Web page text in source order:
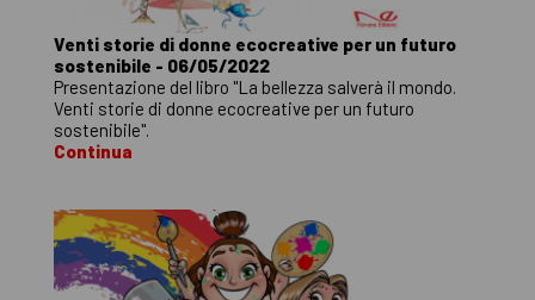
Venti storie di donne ecocreative per un futuro
sostenibile - 06/05/2022
Presentazione del libro "La bellezza salverà il mondo.
Venti storie di donne ecocreative per un futuro
sostenibile".
Continua